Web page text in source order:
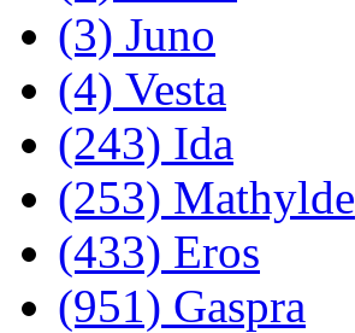
(3) Juno
(4) Vesta
(243) Ida
(253) Mathylde
(433) Eros
(951) Gaspra